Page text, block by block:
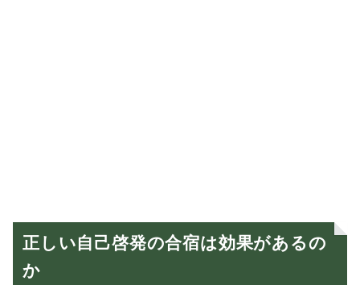
正しい自己啓発の合宿は効果があるの
か